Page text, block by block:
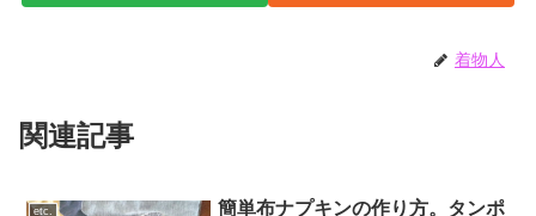
着物人
関連記事
etc.
簡単布ナプキンの作り方。タンポ